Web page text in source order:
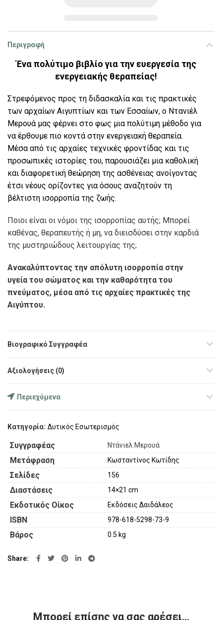
Περιγραφή
Ένα πολύτιμο βιβλίο για την ευεργεσία της
ενεργειακής θεραπείας!
Στρεφόμενος προς τη διδασκαλία και τις πρακτικές
των αρχαίων Αιγυπτίων και των Εσσαίων, ο Ντανιέλ
Μερουά μας φέρνει στο φως μια πολύτιμη μέθοδο για
να έρθουμε πιο κοντά στην ενεργειακή θεραπεία.
Μέσα από τις αρχαίες τεχνικές φροντίδας και τις
προσωπικές ιστορίες του, παρουσιάζει μια καθολική
και διαφορετική θεώρηση της ασθένειας ανοίγοντας
έτσι νέους ορίζοντες για όσους αναζητούν τη
βέλτιστη ισορροπία της ζωής.
Ποιοι είναι οι νόμοι της ισορροπίας αυτής; Μπορεί
καθένας, θεραπευτής ή μη, να διεισδύσει στην καρδιά
της μυστηριώδους λειτουργίας της;
Ανακαλύπτοντας την απόλυτη ισορροπία στην
υγεία του σώματος και την καθαρότητα του
πνεύματος, μέσα από τις αρχαίες πρακτικές της
Αιγύπτου.
Βιογραφικό Συγγραφέα
Αξιολογήσεις (0)
Περιεχόμενα
Κατηγορία: Δυτικός Εσωτερισμός
Συγγραφέας Ντάνιελ Μερουά
Μετάφραση Κωσταντίνος Κωτίδης
Σελίδες 156
Διαστάσεις 14×21 cm
Εκδοτικός Οίκος Εκδόσεις Δαιδάλεος
ISBN 978-618-5298-73-9
Βάρος 0.5 kg
Share
Μπορεί επίσης να σας αρέσει…